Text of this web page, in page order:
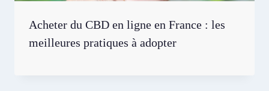
Acheter du CBD en ligne en France : les
meilleures pratiques à adopter